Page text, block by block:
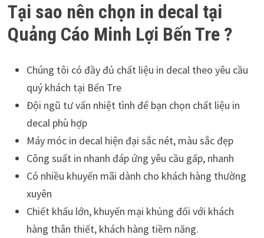
Tại sao nên chọn in decal tại
Quảng Cáo Minh Lợi Bến Tre ?
Chúng tôi có đầy đủ chất liệu in decal theo yêu cầu
quý khách tại Bến Tre
Đội ngũ tư vấn nhiệt tình để bạn chọn chất liệu in
decal phù hợp
Máy móc in decal hiện đại sắc nét, màu sắc đẹp
Công suất in nhanh đáp ứng yêu cầu gấp, nhanh
Có nhiều khuyến mãi dành cho khách hàng thường
xuyên
Chiết khấu lớn, khuyến mại khủng đối với khách
hàng thân thiết, khách hàng tiềm năng.